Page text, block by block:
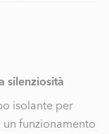
silenziosità
isolante per
funzionamento